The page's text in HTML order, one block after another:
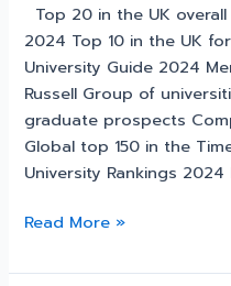
Top 20 in the UK
2024 Top 10 in the UK
University Guide 2024
Russell Group of
graduate prospects
Global top 150 in the
University Rankings
Read More »